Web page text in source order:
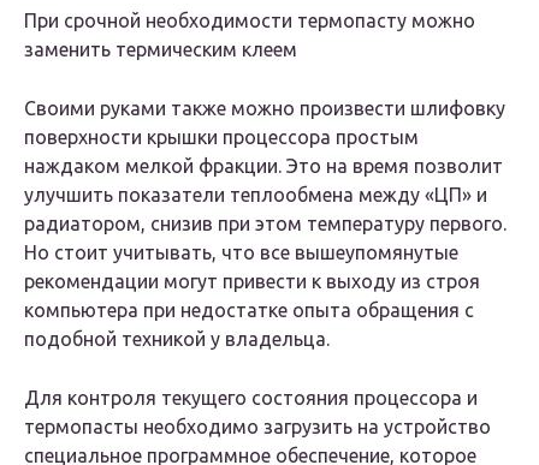
При срочной необходимости термопасту можно
заменить термическим клеем
Своими руками также можно произвести шлифовку
поверхности крышки процессора простым
наждаком мелкой фракции. Это на время позволит
улучшить показатели теплообмена между «ЦП» и
радиатором, снизив при этом температуру первого.
Но стоит учитывать, что все вышеупомянутые
рекомендации могут привести к выходу из строя
компьютера при недостатке опыта обращения с
подобной техникой у владельца.
Для контроля текущего состояния процессора и
термопасты необходимо загрузить на устройство
специальное программное обеспечение, которое